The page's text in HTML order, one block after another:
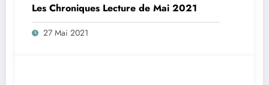
Les Chroniques Lecture de Mai 2021
27 Mai 2021